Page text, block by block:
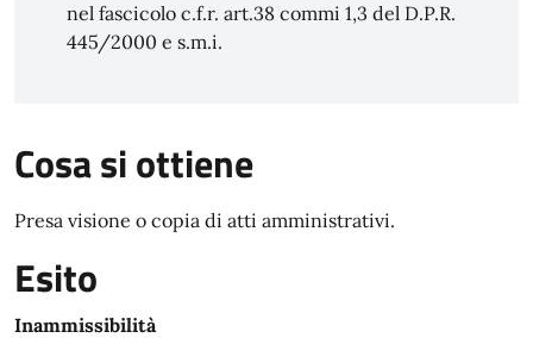
nel fascicolo c.f.r. art.38 commi 1,3 del D.P.R.
445/2000 e s.m.i.
Cosa si ottiene
Presa visione o copia di atti amministrativi.
Esito
Inammissibilità